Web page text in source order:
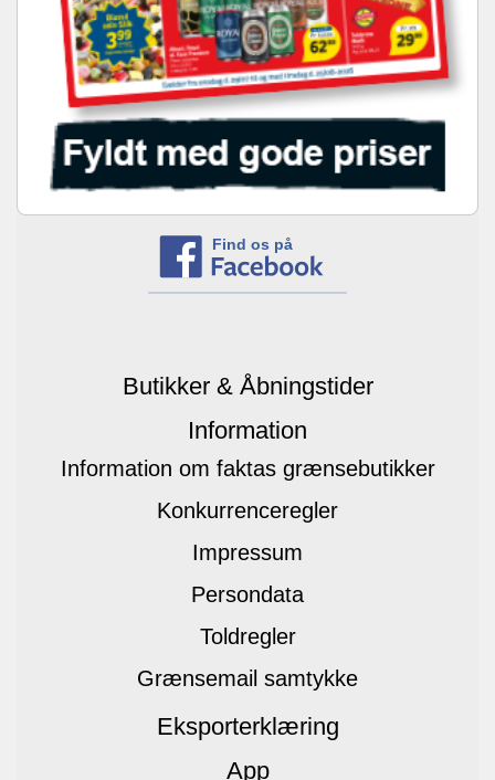
Find os på
Butikker & Åbningstider
Information
Information om faktas grænsebutikker
Konkurrenceregler
Impressum
Persondata
Toldregler
Grænsemail samtykke
Eksporterklæring
App